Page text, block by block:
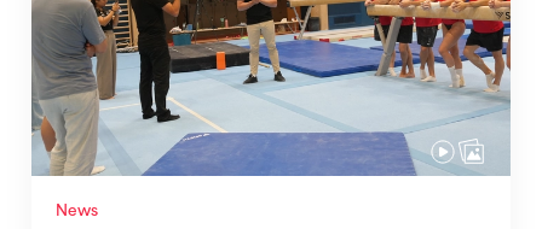
News